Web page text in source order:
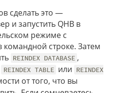
сделать это —
и запустить QHB в
режиме с
командной строке. Затем
REINDEX DATABASE ,
REINDEX TABLE или REINDEX
от того, что вы